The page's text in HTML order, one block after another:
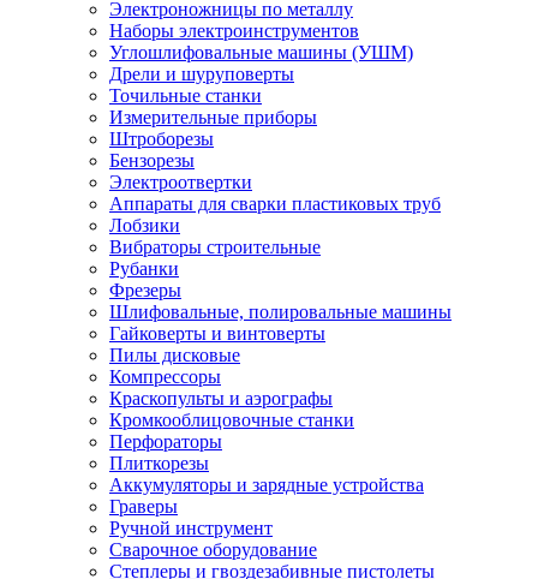
Электроножницы по металлу
Наборы электроинструментов
Углошлифовальные машины (УШМ)
Дрели и шуруповерты
Точильные станки
Измерительные приборы
Штроборезы
Бензорезы
Электроотвертки
Аппараты для сварки пластиковых труб
Лобзики
Вибраторы строительные
Рубанки
Фрезеры
Шлифовальные, полировальные машины
Гайковерты и винтоверты
Пилы дисковые
Компрессоры
Краскопульты и аэрографы
Кромкооблицовочные станки
Перфораторы
Плиткорезы
Аккумуляторы и зарядные устройства
Граверы
Ручной инструмент
Сварочное оборудование
Степлеры и гвоздезабивные пистолеты